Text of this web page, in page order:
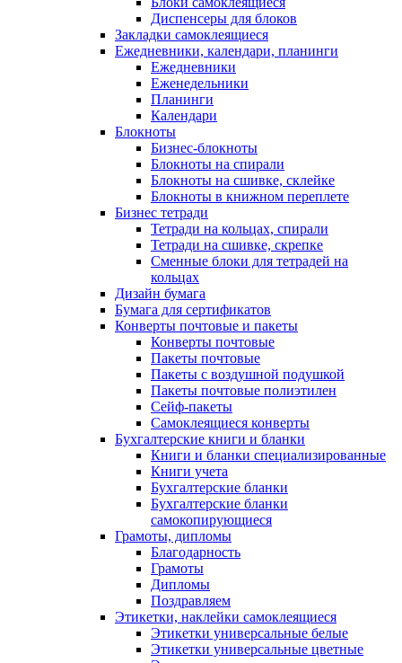
Диспенсеры для блоков
Закладки самоклеящиеся
Ежедневники, календари, планинги
Ежедневники
Еженедельники
Планинги
Календари
Блокноты
Бизнес-блокноты
Блокноты на спирали
Блокноты на сшивке, склейке
Блокноты в книжном переплете
Бизнес тетради
Тетради на кольцах, спирали
Тетради на сшивке, скрепке
Сменные блоки для тетрадей на
кольцах
Дизайн бумага
Бумага для сертификатов
Конверты почтовые и пакеты
Конверты почтовые
Пакеты почтовые
Пакеты с воздушной подушкой
Пакеты почтовые полиэтилен
Сейф-пакеты
Самоклеящиеся конверты
Бухгалтерские книги и бланки
Книги и бланки специализированные
Книги учета
Бухгалтерские бланки
Бухгалтерские бланки
самокопирующиеся
Грамоты, дипломы
Благодарность
Грамоты
Дипломы
Поздравляем
Этикетки, наклейки самоклеящиеся
Этикетки универсальные белые
Этикетки универсальные цветные